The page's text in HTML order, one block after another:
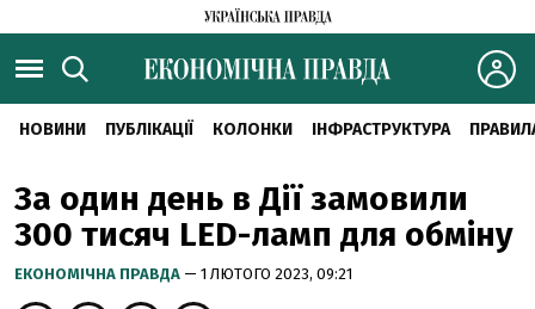
НОВИНИ ПУБЛІКАЦІЇ КОЛОНКИ ІНФРАСТРУКТУРА
За один день в Дії замовили
300 тисяч LED-ламп для обміну
ЕКОНОМІЧНА ПРАВДА — 1 ЛЮТОГО 2023, 09:21